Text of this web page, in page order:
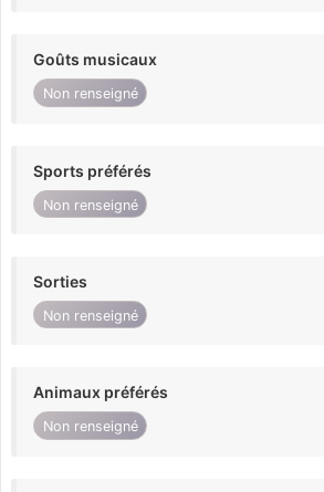
Goûts musicaux
Non renseigné
Sports préférés
Non renseigné
Sorties
Non renseigné
Animaux préférés
Non renseigné